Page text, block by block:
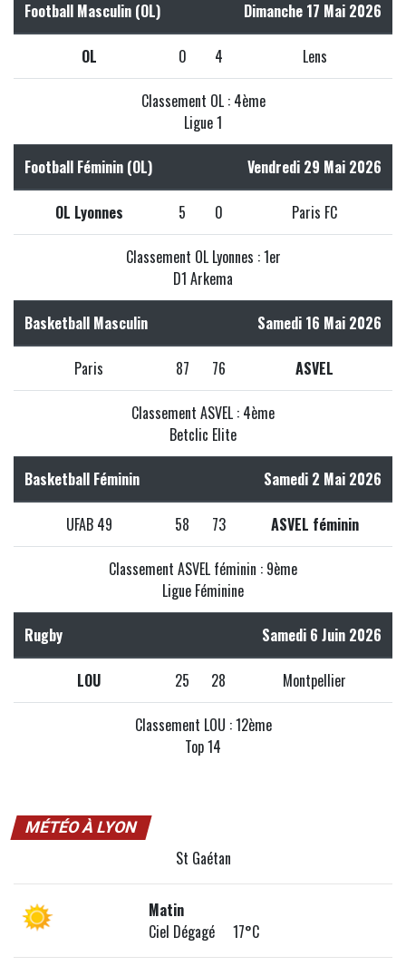
Football Masculin (OL) Dimanche 17 Mai 2026
OL 0 4 Lens
Classement OL : 4ème
Ligue 1
Football Féminin (OL) Vendredi 29 Mai 2026
OL Lyonnes 5 0 Paris FC
Classement OL Lyonnes : 1er
D1 Arkema
Basketball Masculin Samedi 16 Mai 2026
Paris 87 76 ASVEL
Classement ASVEL : 4ème
Betclic Elite
Basketball Féminin Samedi 2 Mai 2026
UFAB 49 58 73 ASVEL féminin
Classement ASVEL féminin : 9ème
Ligue Féminine
Rugby Samedi 6 Juin 2026
LOU 25 28 Montpellier
Classement LOU : 12ème
Top 14
MÉTÉO À LYON
St Gaétan
Matin
Ciel Dégagé 17°C